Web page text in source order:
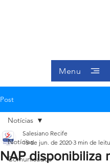
Menu
Post
Notícias
Comunicados
Notícias
NAP disponibiliza
Salesiano Recife
15 de jun. de 2020 3 min de